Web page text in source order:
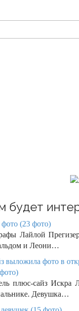
будет
(23 фото)
Лайлой
и Леони…
выложила фото в
плюс-сайз Искра
Девушка…